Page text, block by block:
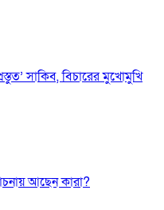
সাকিব, বিচারের মুখোমুখি
আছেন কারা?